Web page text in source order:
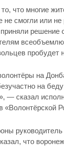
что многие
не смогли или
решение
на
на
— сказал
«Волонтёрской
что